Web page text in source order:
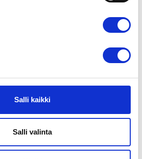
Salli kaikki
Salli valinta